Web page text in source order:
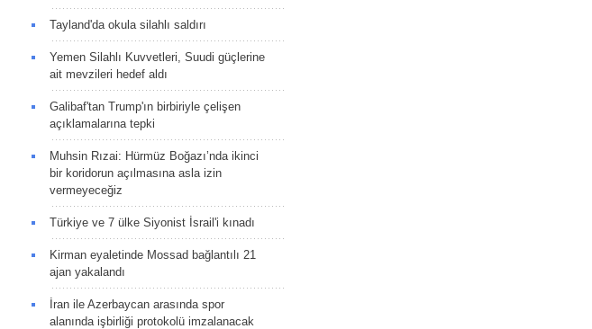
Tayland'da okula silahlı saldırı
Yemen Silahlı Kuvvetleri, Suudi güçlerine
ait mevzileri hedef aldı
Galibaf'tan Trump'ın birbiriyle çelişen
açıklamalarına tepki
Muhsin Rızai: Hürmüz Boğazı’nda ikinci
bir koridorun açılmasına asla izin
vermeyeceğiz
Türkiye ve 7 ülke Siyonist İsrail'i kınadı
Kirman eyaletinde Mossad bağlantılı 21
ajan yakalandı
İran ile Azerbaycan arasında spor
alanında işbirliği protokolü imzalanacak